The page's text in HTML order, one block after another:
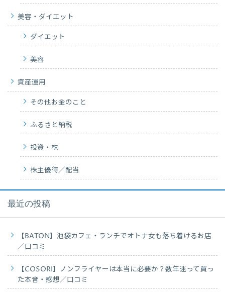
美容・ダイエット
ダイエット
美容
資産運用
その他お金のこと
ふるさと納税
投資・株
株主優待／配当
最近の投稿
【BATON】池袋カフェ・ランチでオトナ女も落ち着けるお店
／口コミ
【COSORI】ノンフライヤーは本当に必要か？数年迷って買っ
た本音・感想／口コミ